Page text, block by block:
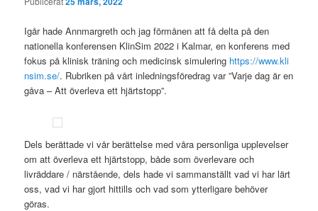
Igår hade Annmargreth och jag förmånen att få delta på den
nationella konferensen KlinSim 2022 i Kalmar, en konferens med
fokus på klinisk träning och medicinsk simulering https://www.kli
nsim.se/. Rubriken på vårt inledningsföredrag var ”Varje dag är en
gåva – Att överleva ett hjärtstopp”.
Dels berättade vi vår berättelse med våra personliga upplevelser
om att överleva ett hjärtstopp, både som överlevare och
livräddare / närstående, dels hade vi sammanställt vad vi har lärt
oss, vad vi har gjort hittills och vad som ytterligare behöver
göras.